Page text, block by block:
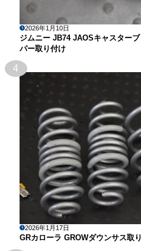
2026年1月10日
ジムニー JB74 JAOSキャスター
パー取り付け
4
2026年1月17日
GRカローラ GROWダウンサス取